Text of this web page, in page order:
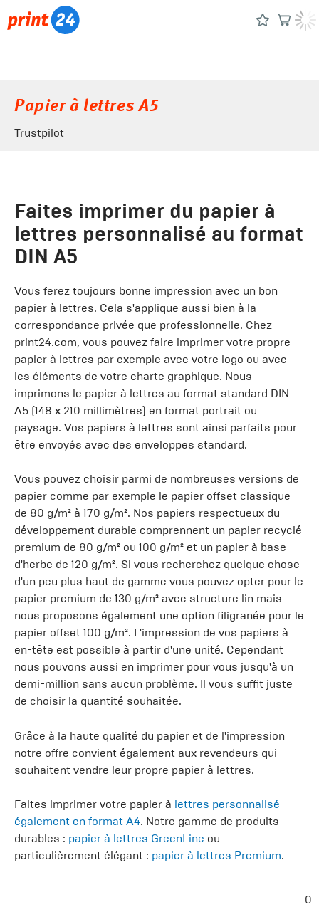
Papier à lettres A5
Trustpilot
Faites imprimer du papier à
lettres personnalisé au format
DIN A5
Vous ferez toujours bonne impression avec un bon
papier à lettres. Cela s'applique aussi bien à la
correspondance privée que professionnelle. Chez
print24.com, vous pouvez faire imprimer votre propre
papier à lettres par exemple avec votre logo ou avec
les éléments de votre charte graphique. Nous
imprimons le papier à lettres au format standard DIN
A5 (148 x 210 millimètres) en format portrait ou
paysage. Vos papiers à lettres sont ainsi parfaits pour
être envoyés avec des enveloppes standard.
Vous pouvez choisir parmi de nombreuses versions de
papier comme par exemple le papier offset classique
de 80 g/m² à 170 g/m². Nos papiers respectueux du
développement durable comprennent un papier recyclé
premium de 80 g/m² ou 100 g/m² et un papier à base
d'herbe de 120 g/m². Si vous recherchez quelque chose
d'un peu plus haut de gamme vous pouvez opter pour le
papier premium de 130 g/m² avec structure lin mais
nous proposons également une option filigranée pour le
papier offset 100 g/m². L'impression de vos papiers à
en-tête est possible à partir d'une unité. Cependant
nous pouvons aussi en imprimer pour vous jusqu'à un
demi-million sans aucun problème. Il vous suffit juste
de choisir la quantité souhaitée.
Grâce à la haute qualité du papier et de l'impression
notre offre convient également aux revendeurs qui
souhaitent vendre leur propre papier à lettres.
Faites imprimer votre papier à lettres personnalisé
également en format A4. Notre gamme de produits
durables : papier à lettres GreenLine ou
particulièrement élégant : papier à lettres Premium.
0